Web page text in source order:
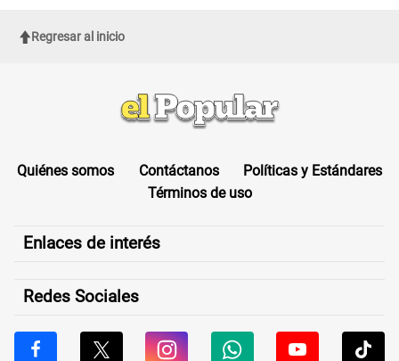
Regresar al inicio
Quiénes somos Contáctanos
Políticas y Estándares
Términos de uso
Enlaces de interés
Redes Sociales